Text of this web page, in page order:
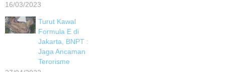
16/03/2023
Turut Kawal
Formula E di
Jakarta, BNPT :
Jaga Ancaman
Terorisme